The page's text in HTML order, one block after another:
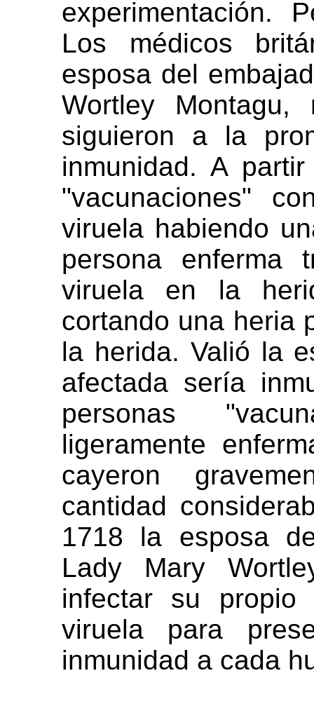
experimentación.
Los médicos
esposa del
Wortley
siguieron a la
inmunidad. A
"vacunaciones"
viruela habiendo
persona enferma
viruela en la
cortando una heria
la herida. Valió la
afectada sería
personas
ligeramente
cayeron
cantidad
1718 la esposa
Lady Mary
infectar su
viruela para
inmunidad a cada